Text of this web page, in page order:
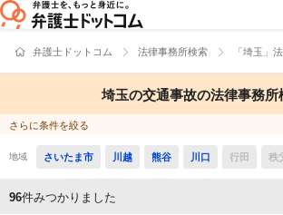
弁護士ドットコム 法律事務所検索 「埼玉」
埼玉の交通事故の法律事務所
さらに条件を絞る
地域 さいたま市 川越 熊谷 川口 行田 秩
96件みつかりました